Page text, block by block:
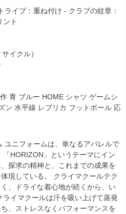
イプ：重ね付け - クラブの紋章：
ント
イクル）
青 ブルー HOME シャツ ゲームシ
水平線 レプリカ フットボール 応
ユニフォームは、単なるアパレルで
HORIZON」というテーマにイン
探求の精神と、これまでの成果を
現している。 クライマクールテク
、ドライな着心地が続くから、い
イマクールは汗を吸い上げて蒸発
、ストレスなくパフォーマンスを